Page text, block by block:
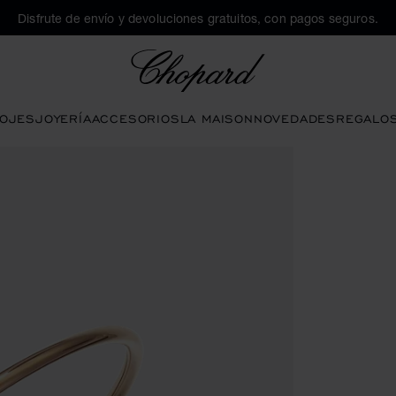
Disfrute de envío y devoluciones gratuitos, con pagos seguros.
JOYERÍAACCESORIOSLA MAISONNOVEDADES